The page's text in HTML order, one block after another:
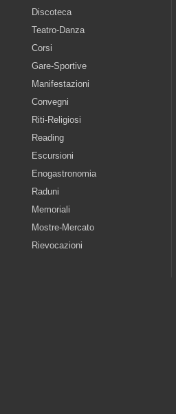
Discoteca
Teatro-Danza
Corsi
Gare-Sportive
Manifestazioni
Convegni
Riti-Religiosi
Reading
Escursioni
Enogastronomia
Raduni
Memoriali
Mostre-Mercato
Rievocazioni